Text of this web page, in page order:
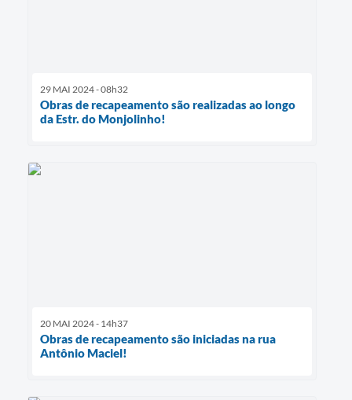
29 MAI 2024 - 08h32
Obras de recapeamento são realizadas ao longo
da Estr. do Monjolinho!
20 MAI 2024 - 14h37
Obras de recapeamento são iniciadas na rua
Antônio Maciel!